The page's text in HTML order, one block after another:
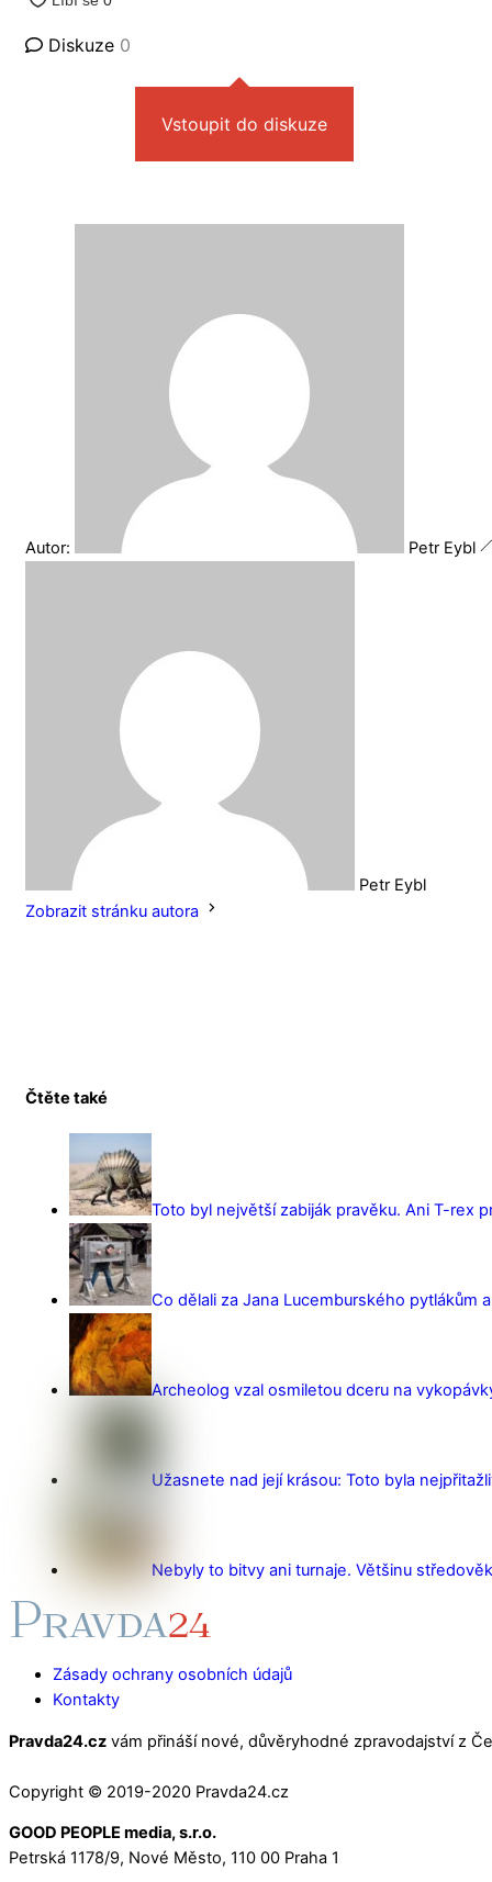
Diskuze 0
Vstoupit do diskuze
Autor: Petr Eybl
Petr Eybl
Zobrazit stránku autora
Čtěte také
Toto byl největší zabiják pravěku. Ani T-rex
Co dělali za Jana Lucemburského pytlákům
Archeolog vzal osmiletou dceru na
Užasnete nad její krásou: Toto byla
Nebyly to bitvy ani turnaje. Většinu
Zásady ochrany osobních údajů
Kontakty
Pravda24.cz vám přináší nové, důvěryhodné zpravodajství z
Copyright © 2019-2020 Pravda24.cz
GOOD PEOPLE media, s.r.o.
Petrská 1178/9, Nové Město, 110 00 Praha 1